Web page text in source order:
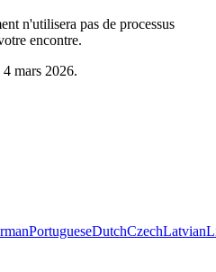
n'utilisera pas de processus
encontre.
mars 2026.
PortugueseDutchCzechLatvian